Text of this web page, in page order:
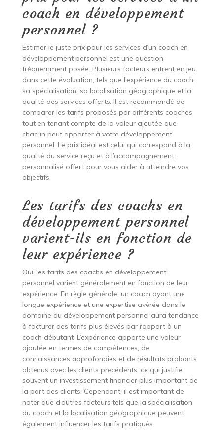
coach en développement
personnel ?
Estimer le juste prix pour les services d’un coach en
développement personnel est une question
fréquemment posée. Plusieurs facteurs entrent en jeu
dans cette évaluation, tels que l’expérience du coach,
sa spécialisation, sa localisation géographique et la
qualité des services offerts. Il est recommandé de
comparer les tarifs proposés par différents coaches
tout en tenant compte de la valeur ajoutée que
chacun peut apporter à votre développement
personnel. Le prix idéal est celui qui correspond à la
qualité du service reçu et à l’accompagnement
personnalisé offert pour vous aider à atteindre vos
objectifs.
Les tarifs des coachs en
développement personnel
varient-ils en fonction de
leur expérience ?
Oui, les tarifs des coachs en développement
personnel varient généralement en fonction de leur
expérience. En règle générale, un coach ayant une
longue expérience et une expertise avérée dans le
domaine du développement personnel aura tendance
à facturer des tarifs plus élevés par rapport à un
coach débutant. L’expérience apporte une valeur
ajoutée en termes de compétences, de
connaissances approfondies et de résultats probants
obtenus avec les clients précédents, ce qui justifie
souvent un investissement financier plus important de
la part des clients. Cependant, il est important de
noter que d’autres facteurs tels que la spécialisation
du coach et la localisation géographique peuvent
également influencer les tarifs pratiqués.